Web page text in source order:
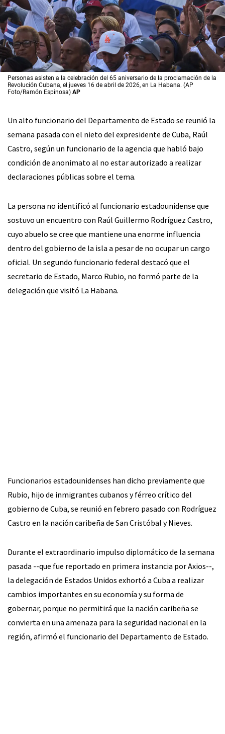
Personas asisten a la celebración del 65 aniversario de la proclamación de la
Revolución Cubana, el jueves 16 de abril de 2026, en La Habana. (AP
Foto/Ramón Espinosa) AP
Un alto funcionario del Departamento de Estado se reunió la
semana pasada con el nieto del expresidente de Cuba, Raúl
Castro, según un funcionario de la agencia que habló bajo
condición de anonimato al no estar autorizado a realizar
declaraciones públicas sobre el tema.
La persona no identificó al funcionario estadounidense que
sostuvo un encuentro con Raúl Guillermo Rodríguez Castro,
cuyo abuelo se cree que mantiene una enorme influencia
dentro del gobierno de la isla a pesar de no ocupar un cargo
oficial. Un segundo funcionario federal destacó que el
secretario de Estado, Marco Rubio, no formó parte de la
delegación que visitó La Habana.
Funcionarios estadounidenses han dicho previamente que
Rubio, hijo de inmigrantes cubanos y férreo crítico del
gobierno de Cuba, se reunió en febrero pasado con Rodríguez
Castro en la nación caribeña de San Cristóbal y Nieves.
Durante el extraordinario impulso diplomático de la semana
pasada --que fue reportado en primera instancia por Axios--,
la delegación de Estados Unidos exhortó a Cuba a realizar
cambios importantes en su economía y su forma de
gobernar, porque no permitirá que la nación caribeña se
convierta en una amenaza para la seguridad nacional en la
región, afirmó el funcionario del Departamento de Estado.